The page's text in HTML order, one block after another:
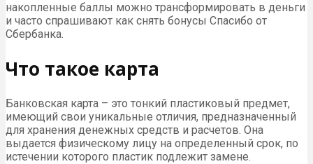
накопленные баллы можно трансформировать в деньги
и часто спрашивают как снять бонусы Спасибо от
Сбербанка.
Что такое карта
Банковская карта – это тонкий пластиковый предмет,
имеющий свои уникальные отличия, предназначенный
для хранения денежных средств и расчетов. Она
выдается физическому лицу на определенный срок, по
истечении которого пластик подлежит замене.